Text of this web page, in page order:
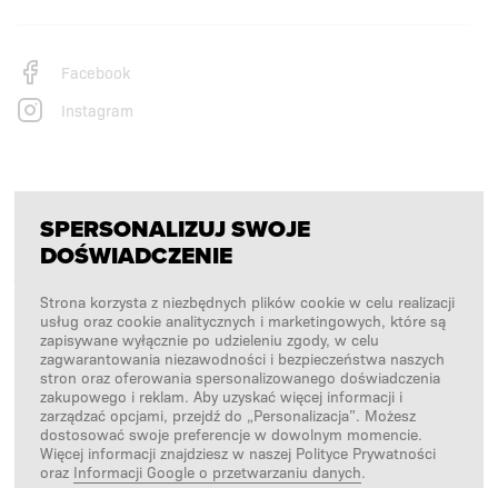
Facebook
Instagram
NASI PARTNERZY LOGISTYCZNI
SPERSONALIZUJ SWOJE
DOŚWIADCZENIE
Strona korzysta z niezbędnych plików cookie w celu realizacji
usług oraz cookie analitycznych i marketingowych, które są
zapisywane wyłącznie po udzieleniu zgody, w celu
zagwarantowania niezawodności i bezpieczeństwa naszych
stron oraz oferowania spersonalizowanego doświadczenia
zakupowego i reklam. Aby uzyskać więcej informacji i
zarządzać opcjami, przejdź do „Personalizacja”. Możesz
dostosować swoje preferencje w dowolnym momencie.
Więcej informacji znajdziesz w naszej Polityce Prywatności
oraz Informacji Google o przetwarzaniu danych.